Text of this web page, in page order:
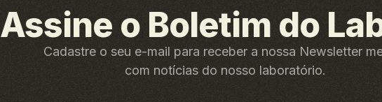
Assine o Boletim do
Cadastre o seu e-mail para receber a nossa Newsletter
com notícias do nosso laboratório.